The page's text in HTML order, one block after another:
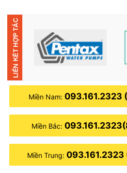
Miền Nam: 093.161.2323
Miền Bắc:
Miền Trung: